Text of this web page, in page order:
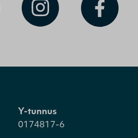
Y-tunnus
0174817-6